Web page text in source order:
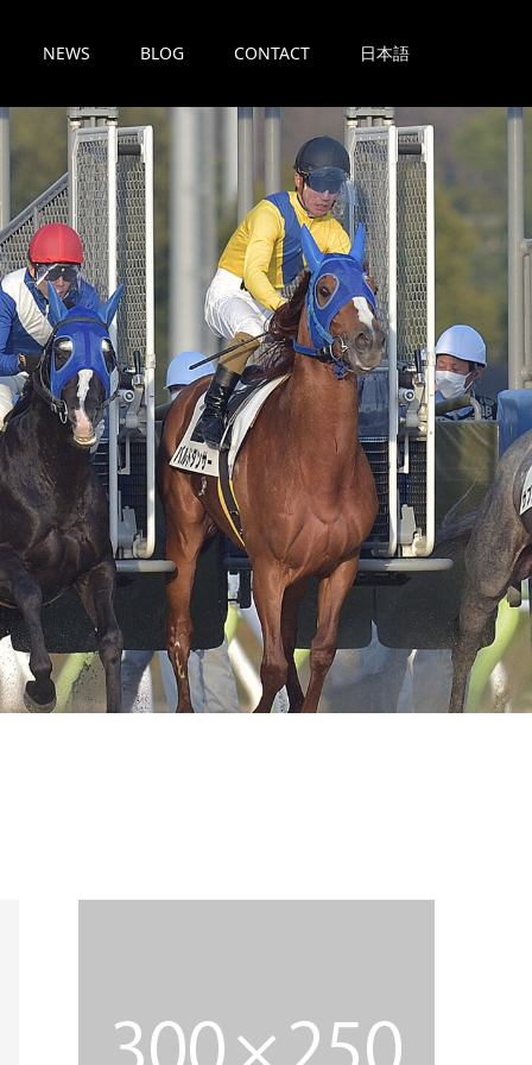
NEWS BLOG CONTACT 日本語